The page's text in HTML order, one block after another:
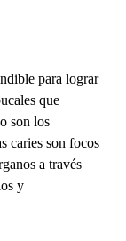
para lograr
que
son los
caries son focos
a través
y